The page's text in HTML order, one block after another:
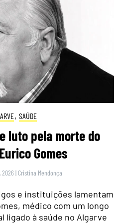
, SAÚDE
luto pela morte do
Gomes
2026 | Cristina Mendonça
e instituições lamentam
médico com um longo
ligado à saúde no Algarve